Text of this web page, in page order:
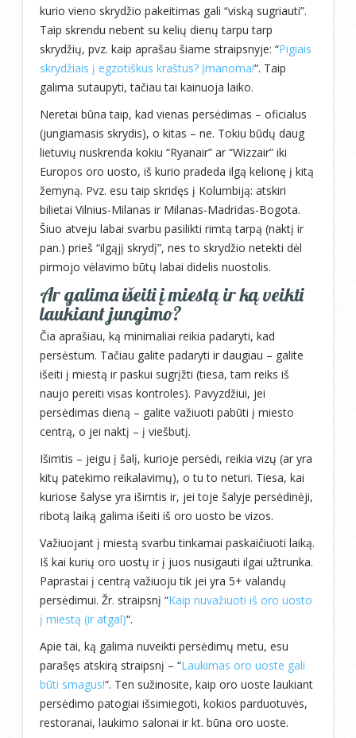
kurio vieno skrydžio pakeitimas gali “viską sugriauti”.
Taip skrendu nebent su kelių dienų tarpu tarp
skrydžių, pvz. kaip aprašau šiame straipsnyje: “Pigiais
skrydžiais į egzotiškus kraštus? Įmanoma!“. Taip
galima sutaupyti, tačiau tai kainuoja laiko.
Neretai būna taip, kad vienas persėdimas – oficialus
(jungiamasis skrydis), o kitas – ne. Tokiu būdų daug
lietuvių nuskrenda kokiu “Ryanair” ar “Wizzair” iki
Europos oro uosto, iš kurio pradeda ilgą kelionę į kitą
žemyną. Pvz. esu taip skridęs į Kolumbiją: atskiri
bilietai Vilnius-Milanas ir Milanas-Madridas-Bogota.
Šiuo atveju labai svarbu pasilikti rimtą tarpą (naktį ir
pan.) prieš “ilgąjį skrydį”, nes to skrydžio netekti dėl
pirmojo vėlavimo būtų labai didelis nuostolis.
Ar galima išeiti į miestą ir ką veikti
laukiant jungimo?
Čia aprašiau, ką minimaliai reikia padaryti, kad
persėstum. Tačiau galite padaryti ir daugiau – galite
išeiti į miestą ir paskui sugrįžti (tiesa, tam reiks iš
naujo pereiti visas kontroles). Pavyzdžiui, jei
persėdimas dieną – galite važiuoti pabūti į miesto
centrą, o jei naktį – į viešbutį.
Išimtis – jeigu į šalį, kurioje persėdi, reikia vizų (ar yra
kitų patekimo reikalavimų), o tu to neturi. Tiesa, kai
kuriose šalyse yra išimtis ir, jei toje šalyje persėdinėji,
ribotą laiką galima išeiti iš oro uosto be vizos.
Važiuojant į miestą svarbu tinkamai paskaičiuoti laiką.
Iš kai kurių oro uostų ir į juos nusigauti ilgai užtrunka.
Paprastai į centrą važiuoju tik jei yra 5+ valandų
persėdimui. Žr. straipsnį “Kaip nuvažiuoti iš oro uosto
į miestą (ir atgal)“.
Apie tai, ką galima nuveikti persėdimų metu, esu
parašęs atskirą straipsnį – “Laukimas oro uoste gali
būti smagus!“. Ten sužinosite, kaip oro uoste laukiant
persėdimo patogiai išsimiegoti, kokios parduotuvės,
restoranai, laukimo salonai ir kt. būna oro uoste.